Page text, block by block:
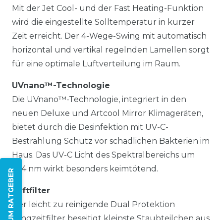
ZUM RATGEBER
Mit der Jet Cool- und der Fast Heating-Funktion
wird die eingestellte Solltemperatur in kurzer
Zeit erreicht. Der 4-Wege-Swing mit automatisch
horizontal und vertikal regelnden Lamellen sorgt
für eine optimale Luftverteilung im Raum.
UVnano™-Technologie
Die UVnano™-Technologie, integriert in den
neuen Deluxe und Artcool Mirror Klimageräten,
bietet durch die Desinfektion mit UV-C-
Bestrahlung Schutz vor schädlichen Bakterien im
Haus. Das UV-C Licht des Spektralbereichs um
264 nm wirkt besonders keimtötend.
Luftfilter
Der leicht zu reinigende Dual Protektion